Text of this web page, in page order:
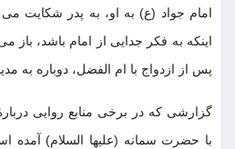
امام جواد (ع) به او، به پدر شكايت مى
اينكه به فكر جدايى از امام باشد، باز
پس از ازدواج با ام الفضل، دوباره به
گزارشى كه در برخى منابع روايى
با حضرت سمانه (عليها السلام) آمده